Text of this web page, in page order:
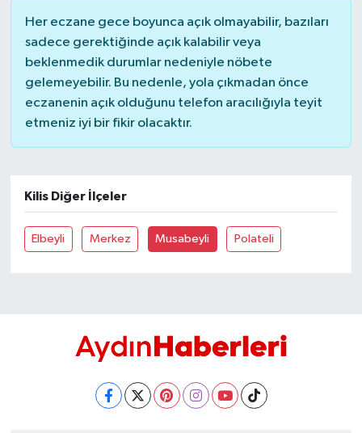
Her eczane gece boyunca açık olmayabilir, bazıları
sadece gerektiğinde açık kalabilir veya
beklenmedik durumlar nedeniyle nöbete
gelemeyebilir. Bu nedenle, yola çıkmadan önce
eczanenin açık olduğunu telefon aracılığıyla teyit
etmeniz iyi bir fikir olacaktır.
Kilis Diğer İlçeler
Elbeyli Merkez Musabeyli Polateli
HABERDE İNSAN
KÜLTÜR SANAT
MAGAZİN
ÖZEL HABER
SAĞLIK
ŞİRKET HABERLERİ
TEKNOLOJİ